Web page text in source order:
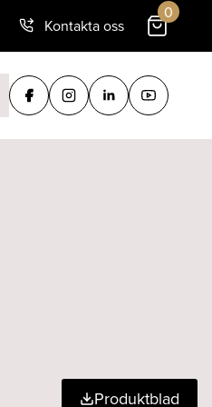
Kontakta oss
0
Produktblad